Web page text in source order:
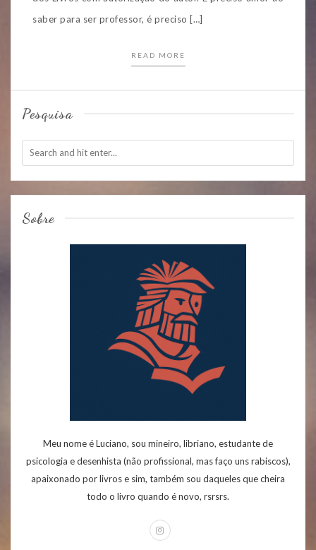
saber para ser professor, é preciso […]
READ MORE
Pesquisa
Sobre
Meu nome é Luciano, sou mineiro, libriano, estudante de
psicologia e desenhista (não profissional, mas faço uns rabiscos),
apaixonado por livros e sim, também sou daqueles que cheira
todo o livro quando é novo, rsrsrs.